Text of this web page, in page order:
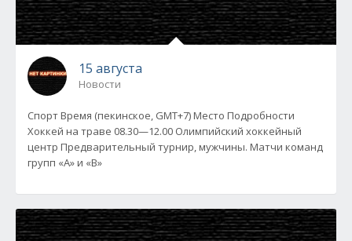
15 августа
Новости
Спорт Время (пекинское, GMT+7) Место Подробности
Хоккей на траве 08.30—12.00 Олимпийский хоккейный
центр Предварительный турнир, мужчины. Матчи команд
групп «А» и «В»